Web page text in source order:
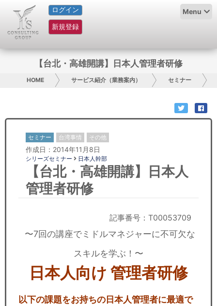
ログイン
新規登録
Menu
HOME
サービス紹介
グループ概要
日本人にPR
コンサルティング
リサーチ
労務顧問
【台北・高雄開講】日本人管理者研修
HOME サービス紹介（業務案内） セミナー
セミナー 台湾事情 その他
作成日：2014年11月8日
シリーズセミナー 日本人幹部
【台北・高雄開講】日本人
管理者研修
記事番号：T00053709
〜7回の講座でミドルマネジャーに不可欠な
スキルを学ぶ！〜
日本人向け 管理者研修
以下の課題をお持ちの日本人管理者に最適で